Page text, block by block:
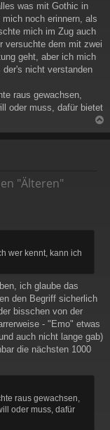
was mit Gothic in
noch erinnern, als
mich im Zug auch
versuchte dem mit zwei
geht, aber ich mich
nicht verstanden
raus gewachsen,
oder muss, dafür bietet
a
"Älteren"
wer kennt, kann ich
ich glaube das
den Begriff sicherlich
bisschen von der
- "Emo" etwas
auch nicht lange gab)
die nächsten 1000
raus gewachsen,
oder muss, dafür